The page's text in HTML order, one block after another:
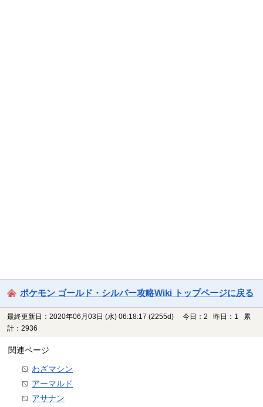
ポケモン ゴールド・シルバー攻略Wiki トップページに戻る
最終更新日：2020年06月03日 (水) 06:18:17 (2255d)
今日：2 昨日：1 累
計：2936
関連ページ
わざマシン
アーマルド
アサナン